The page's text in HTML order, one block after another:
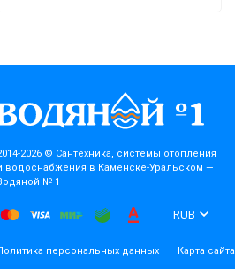
2026 © Cантехника, системы отопления
водоснабжения в Каменске-Уральском —
№ 1
RUB
персональных данных Карта сайта